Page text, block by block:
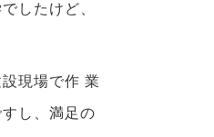
したけど、
現場で作 業
し、満足の